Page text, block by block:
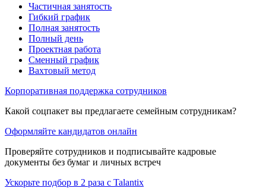
Частичная занятость
Гибкий график
Полная занятость
Полный день
Проектная работа
Сменный график
Вахтовый метод
Корпоративная поддержка сотрудников
Какой соцпакет вы предлагаете семейным сотрудникам?
Оформляйте кандидатов онлайн
Проверяйте сотрудников и подписывайте кадровые
документы без бумаг и личных встреч
Ускорьте подбор в 2 раза с Talantix